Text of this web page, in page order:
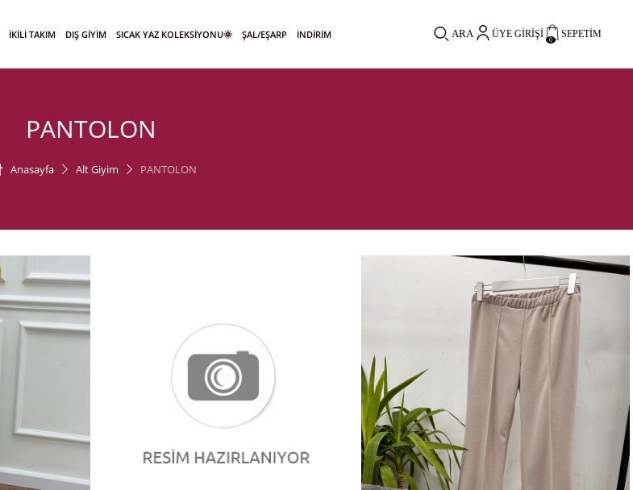
İKİLİ TAKIM DIŞ GİYİM SICAK YAZ KOLEKSİYONU🌞 ŞAL/EŞARP İNDİRİM ARA ÜYE GIRIŞI SEPETIM
0
PANTOLON
Anasayfa Alt Giyim PANTOLON